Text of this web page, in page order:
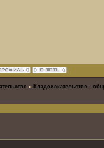
» Кладоискательство -